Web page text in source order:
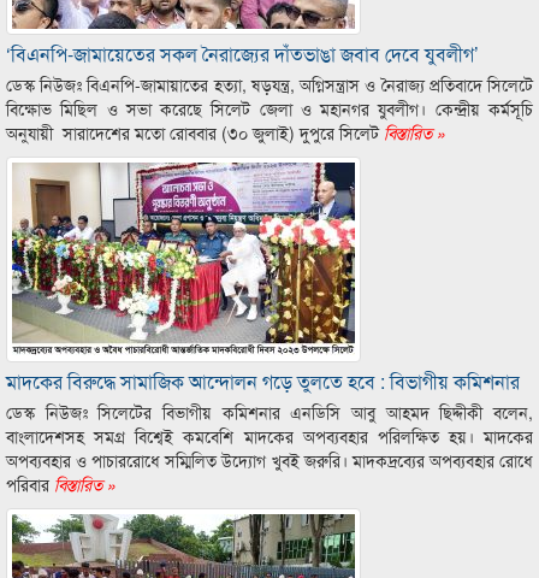
‘বিএনপি-জামায়েতের সকল নৈরাজ্যের দাঁতভাঙা জবাব দেবে যুবলীগ’
ডেস্ক নিউজঃ বিএনপি-জামায়াতের হত্যা, ষড়যন্ত্র, অগ্নিসন্ত্রাস ও নৈরাজ্য প্রতিবাদে সিলেটে
বিক্ষোভ মিছিল ও সভা করেছে সিলেট জেলা ও মহানগর যুবলীগ। কেন্দ্রীয় কর্মসূচি
অনুযায়ী সারাদেশের মতো রোববার (৩০ জুলাই) দুপুরে সিলেটবিস্তারিত »
মাদকের বিরুদ্ধে সামাজিক আন্দোলন গড়ে তুলতে হবে : বিভাগীয় কমিশনার
ডেস্ক নিউজঃ সিলেটের বিভাগীয় কমিশনার এনডিসি আবু আহমদ ছিদ্দীকী বলেন,
বাংলাদেশসহ সমগ্র বিশ্বেই কমবেশি মাদকের অপব্যবহার পরিলক্ষিত হয়। মাদকের
অপব্যবহার ও পাচাররোধে সম্মিলিত উদ্যোগ খুবই জরুরি। মাদকদ্রব্যের অপব্যবহার রোধে
পরিবার বিস্তারিত »